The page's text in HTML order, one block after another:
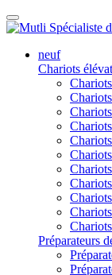
neuf
Chariots
Préparateurs